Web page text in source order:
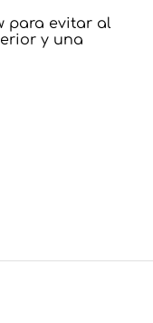
para evitar al
y una